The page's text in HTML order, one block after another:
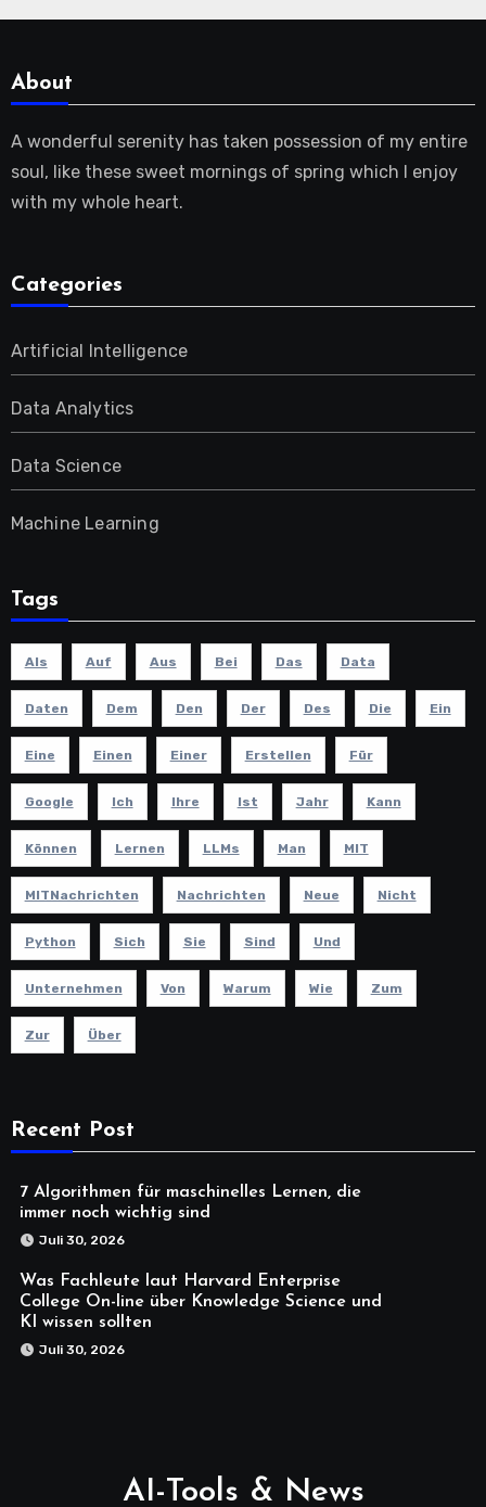
About
A wonderful serenity has taken possession of my entire
soul, like these sweet mornings of spring which I enjoy
with my whole heart.
Categories
Artificial Intelligence
Data Analytics
Data Science
Machine Learning
Tags
Als Auf Aus Bei Das Data
Daten Dem Den Der Des Die Ein
Eine Einen Einer Erstellen Für
Google Ich Ihre Ist Jahr Kann
Können Lernen LLMs Man MIT
MITNachrichten Nachrichten Neue Nicht
Python Sich Sie Sind Und
Unternehmen Von Warum Wie Zum
Zur Über
Recent Post
7 Algorithmen für maschinelles Lernen, die
immer noch wichtig sind
Juli 30, 2026
Was Fachleute laut Harvard Enterprise
College On-line über Knowledge Science und
KI wissen sollten
Juli 30, 2026
AI-Tools & News